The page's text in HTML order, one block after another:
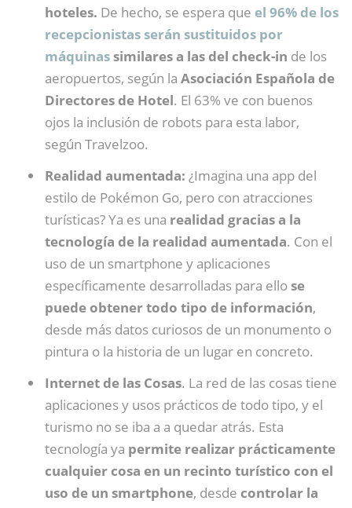
hoteles. De hecho, se espera que el 96% de los
recepcionistas serán sustituidos por
máquinassimilares a las del check-in de los
aeropuertos, según la Asociación Española de
Directores de Hotel. El 63% ve con buenos
ojos la inclusión de robots para esta labor,
según Travelzoo.
Realidad aumentada: ¿Imagina una app del
estilo de Pokémon Go, pero con atracciones
turísticas? Ya es una realidad gracias a la
tecnología de la realidad aumentada. Con el
uso de un smartphone y aplicaciones
específicamente desarrolladas para ellose
puede obtener todo tipo de información,
desde más datos curiosos de un monumento o
pintura o la historia de un lugar en concreto.
Internet de las Cosas. La red de las cosas tiene
aplicaciones y usos prácticos de todo tipo, y el
turismo no se iba a a quedar atrás. Esta
tecnología ya permite realizar prácticamente
cualquier cosa en un recinto turístico con el
uso de un smartphone, desde controlar la